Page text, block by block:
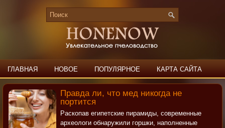
ГЛАВНАЯ НОВОЕ ПОПУЛЯРНОЕ КАРТА САЙТА
ПОИСК КОНТАКТЫ
Правда ли, что мед никогда не
портится
Раскопав египетские пирамиды, современные
археологи обнаружили горшки, наполненные